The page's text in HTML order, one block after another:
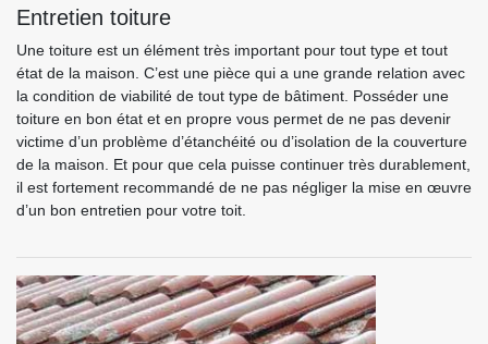
Entretien toiture
Une toiture est un élément très important pour tout type et tout
état de la maison. C’est une pièce qui a une grande relation avec
la condition de viabilité de tout type de bâtiment. Posséder une
toiture en bon état et en propre vous permet de ne pas devenir
victime d’un problème d’étanchéité ou d’isolation de la couverture
de la maison. Et pour que cela puisse continuer très durablement,
il est fortement recommandé de ne pas négliger la mise en œuvre
d’un bon entretien pour votre toit.